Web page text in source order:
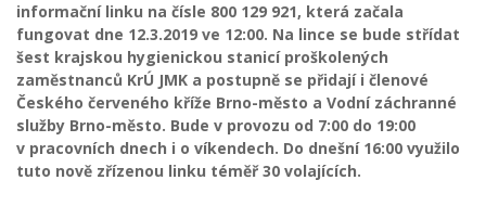
informační linku na čísle 800 129 921, která začala
fungovat dne 12.3.2019 ve 12:00. Na lince se bude střídat
šest krajskou hygienickou stanicí proškolených
zaměstnanců KrÚ JMK a postupně se přidají i členové
Českého červeného kříže Brno-město a Vodní záchranné
služby Brno-město. Bude v provozu od 7:00 do 19:00
v pracovních dnech i o víkendech. Do dnešní 16:00 využilo
tuto nově zřízenou linku téměř 30 volajících.